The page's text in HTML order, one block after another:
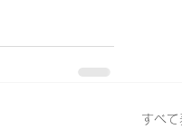
すべて